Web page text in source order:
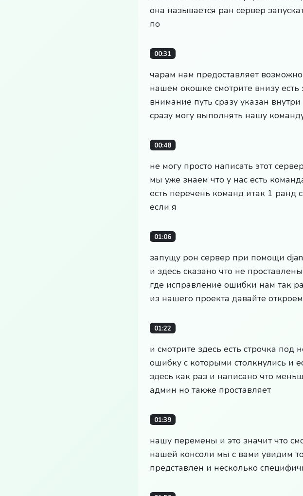
она называется ран сервер
по
00:31
чарам нам предоставляет
нашем окошке смотрите внизу
внимание путь сразу указан
сразу могу выполнять нашу
00:48
не могу просто написать этот
мы уже знаем что у нас есть
есть перечень команд итак 1 ранд
если я
01:06
запущу рон сервер при помощи
и здесь сказано что не
где исправление ошибки нам так
из нашего проекта давайте
01:22
и смотрите здесь есть строчка под
ошибку с которыми столкнулись и
здесь как раз и написано что
админ но также проставляет
01:39
нашу перемены и это значит что
нашей консоли мы с вами увидим
представлен и несколько